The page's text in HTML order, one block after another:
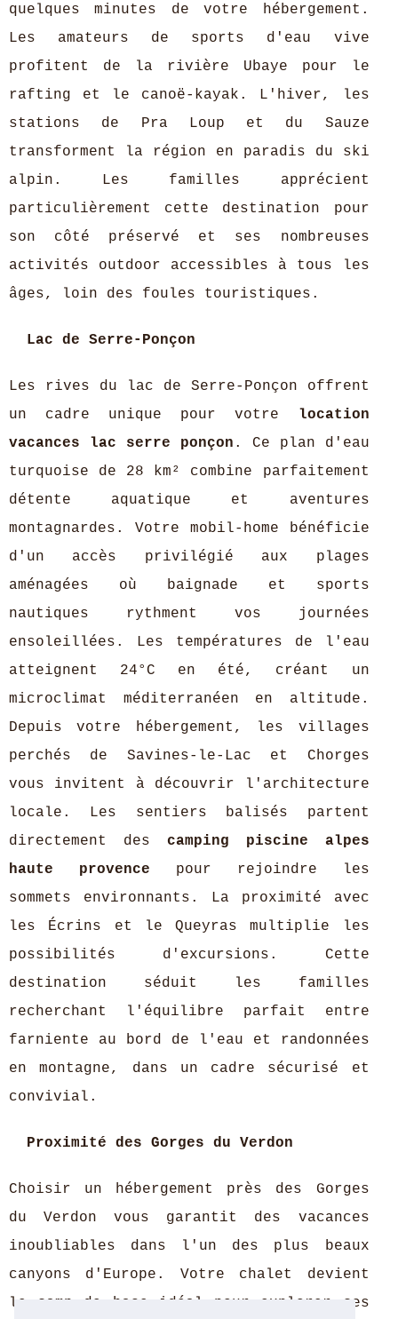
quelques minutes de votre hébergement.
Les amateurs de sports d'eau vive
profitent de la rivière Ubaye pour le
rafting et le canoë-kayak. L'hiver, les
stations de Pra Loup et du Sauze
transforment la région en paradis du ski
alpin. Les familles apprécient
particulièrement cette destination pour
son côté préservé et ses nombreuses
activités outdoor accessibles à tous les
âges, loin des foules touristiques.
Lac de Serre-Ponçon
Les rives du lac de Serre-Ponçon offrent
un cadre unique pour votre
location
vacances lac serre ponçon . Ce plan d'eau
turquoise de 28 km² combine parfaitement
détente aquatique et aventures
montagnardes. Votre mobil-home bénéficie
d'un accès privilégié aux plages
aménagées où baignade et sports
nautiques rythment vos journées
ensoleillées. Les températures de l'eau
atteignent 24°C en été, créant un
microclimat méditerranéen en altitude.
Depuis votre hébergement, les villages
perchés de Savines-le-Lac et Chorges
vous invitent à découvrir l'architecture
locale. Les sentiers balisés partent
directement des camping piscine alpes
haute provence pour rejoindre les
sommets environnants. La proximité avec
les Écrins et le Queyras multiplie les
possibilités d'excursions. Cette
destination séduit les familles
recherchant l'équilibre parfait entre
farniente au bord de l'eau et randonnées
en montagne, dans un cadre sécurisé et
convivial.
Proximité des Gorges du Verdon
Choisir un hébergement près des Gorges
du Verdon vous garantit des vacances
inoubliables dans l'un des plus beaux
canyons d'Europe. Votre chalet devient
le camp de base idéal pour explorer ces